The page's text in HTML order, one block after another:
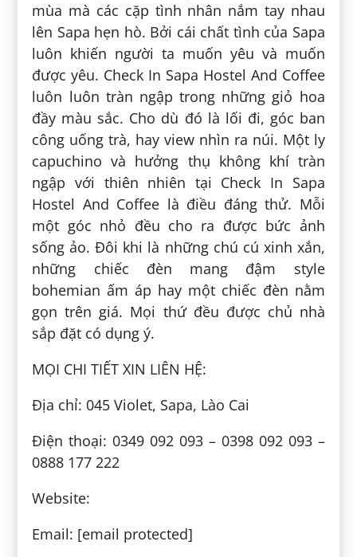
mùa mà các cặp tình nhân nắm tay nhau
lên Sapa hẹn hò. Bởi cái chất tình của Sapa
luôn khiến người ta muốn yêu và muốn
được yêu. Check In Sapa Hostel And Coffee
luôn luôn tràn ngập trong những giỏ hoa
đầy màu sắc. Cho dù đó là lối đi, góc ban
công uống trà, hay view nhìn ra núi. Một ly
capuchino và hưởng thụ không khí tràn
ngập với thiên nhiên tại Check In Sapa
Hostel And Coffee là điều đáng thử. Mỗi
một góc nhỏ đều cho ra được bức ảnh
sống ảo. Đôi khi là những chú cú xinh xắn,
những chiếc đèn mang đậm style
bohemian ấm áp hay một chiếc đèn nằm
gọn trên giá. Mọi thứ đều được chủ nhà
sắp đặt có dụng ý.
MỌI CHI TIẾT XIN LIÊN HỆ:
Địa chỉ: 045 Violet, Sapa, Lào Cai
Điện thoại: 0349 092 093 – 0398 092 093 –
0888 177 222
Website:
Email: [email protected]